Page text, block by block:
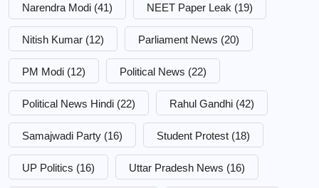
Narendra Modi (41) NEET Paper Leak (19)
Nitish Kumar (12) Parliament News (20)
PM Modi (12) Political News (22)
Political News Hindi (22) Rahul Gandhi (42)
Samajwadi Party (16) Student Protest (18)
UP Politics (16) Uttar Pradesh News (16)